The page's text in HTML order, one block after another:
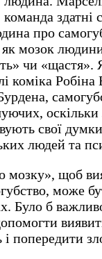
команда здатні
про
мозок
чи «щастя».
коміка
свої
людей та
мозку», щоб
може
Було б
попередити